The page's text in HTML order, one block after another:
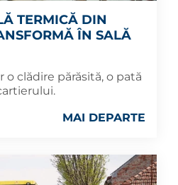
TERMICĂ DIN
ÎN SALĂ
o clădire părăsită, o pată
MAI DEPARTE